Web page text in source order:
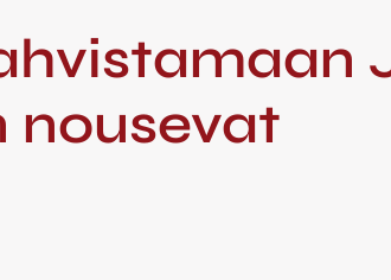
nousevat